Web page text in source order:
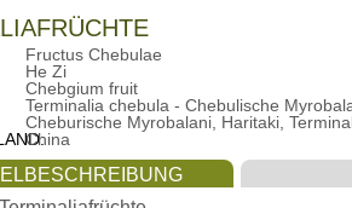
Fructus Chebulae
He Zi
Chebgium fruit
Terminalia chebula - Chebulische
Cheburische Myrobalani, Haritaki,
China